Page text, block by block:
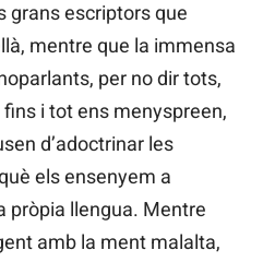
grans escriptors que
mentre que la immensa
per no dir tots,
i tot ens menyspreen,
d’adoctrinar les
els ensenyem a
pròpia llengua. Mentre
amb la ment malalta,